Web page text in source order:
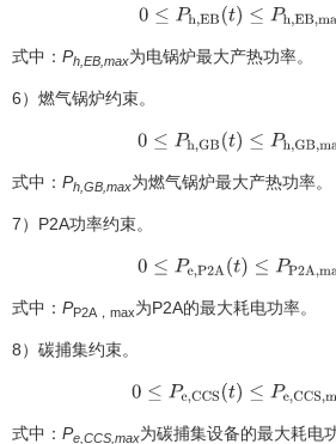
0 ≤P h,EB(t)≤P h,E B,max
式中： Ph,EB,max为电锅炉最大产热功率。
6）燃气锅炉约束。
0≤Ph,GB(t)≤P h,G B,max
式中： Ph,GB,max为燃气锅炉最大产热功率。
7）P2A功率约束。
0 ≤P e,P2A(t)≤P P2 A,max
式中： PP2A，max为P2A的最大耗电功率。
8）碳捕集约束。
0 ≤P e,CCS(t)≤P e,CCS,max
式中： Pe,CCS,max为碳捕集设备的最大耗电